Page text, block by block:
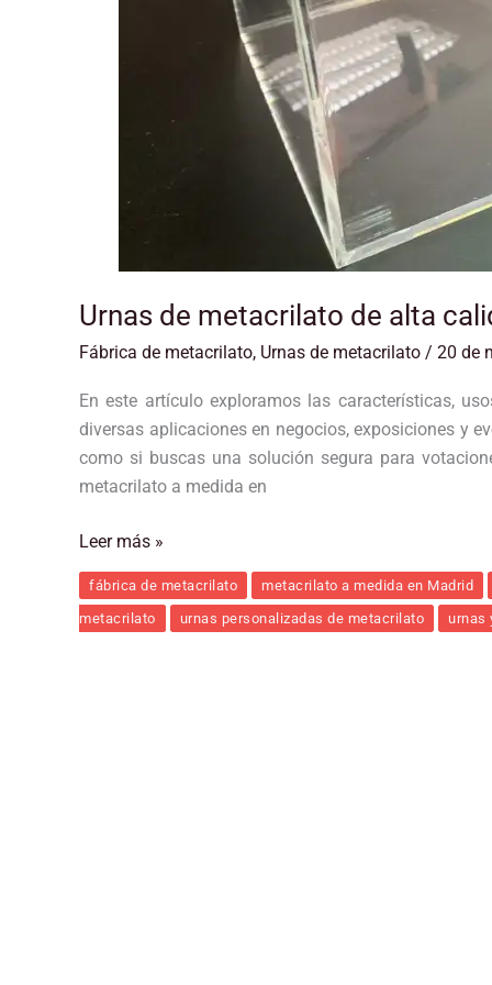
Urnas de metacrilato de alta
Fábrica de metacrilato, Urnas de metacrilato / 20 de
En este artículo exploramos las características,
diversas aplicaciones en negocios, exposiciones y
como si buscas una solución segura para
metacrilato a medida en
Leer más »
fábrica de metacrilato metacrilato a medida en Madrid
metacrilato
urnas personalizadas de metacrilato urnas